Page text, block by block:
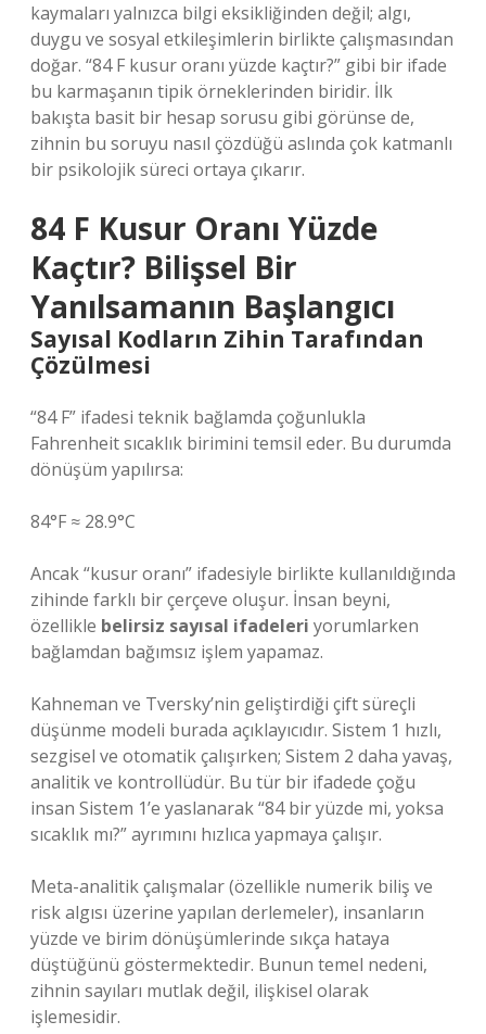
kaymaları yalnızca bilgi eksikliğinden değil; algı,
duygu ve sosyal etkileşimlerin birlikte çalışmasından
doğar. “84 F kusur oranı yüzde kaçtır?” gibi bir ifade
bu karmaşanın tipik örneklerinden biridir. İlk
bakışta basit bir hesap sorusu gibi görünse de,
zihnin bu soruyu nasıl çözdüğü aslında çok katmanlı
bir psikolojik süreci ortaya çıkarır.
84 F Kusur Oranı Yüzde
Kaçtır? Bilişsel Bir
Yanılsamanın Başlangıcı
Sayısal Kodların Zihin Tarafından
Çözülmesi
“84 F” ifadesi teknik bağlamda çoğunlukla
Fahrenheit sıcaklık birimini temsil eder. Bu durumda
dönüşüm yapılırsa:
84°F ≈ 28.9°C
Ancak “kusur oranı” ifadesiyle birlikte kullanıldığında
zihinde farklı bir çerçeve oluşur. İnsan beyni,
özellikle belirsiz sayısal ifadeleri yorumlarken
bağlamdan bağımsız işlem yapamaz.
Kahneman ve Tversky’nin geliştirdiği çift süreçli
düşünme modeli burada açıklayıcıdır. Sistem 1 hızlı,
sezgisel ve otomatik çalışırken; Sistem 2 daha yavaş,
analitik ve kontrollüdür. Bu tür bir ifadede çoğu
insan Sistem 1’e yaslanarak “84 bir yüzde mi, yoksa
sıcaklık mı?” ayrımını hızlıca yapmaya çalışır.
Meta-analitik çalışmalar (özellikle numerik biliş ve
risk algısı üzerine yapılan derlemeler), insanların
yüzde ve birim dönüşümlerinde sıkça hataya
düştüğünü göstermektedir. Bunun temel nedeni,
zihnin sayıları mutlak değil, ilişkisel olarak
işlemesidir.